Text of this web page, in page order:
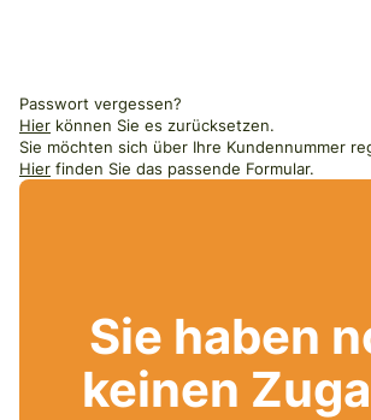
Passwort vergessen?
Hier können Sie es zurücksetzen.
Sie möchten sich über Ihre Kundennummer
Hier finden Sie das passende Formular.
Sie haben
keinen